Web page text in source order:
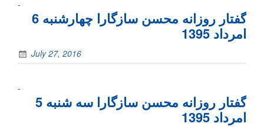
-
گفتار روزانه محسن سازگارا چهارشنبه 6
امرداد 1395
July 27, 2016
-
گفتار روزانه محسن سازگارا سه شنبه 5
امرداد 1395